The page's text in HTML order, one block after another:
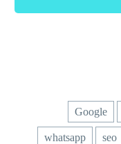
Google
seo
whatsapp